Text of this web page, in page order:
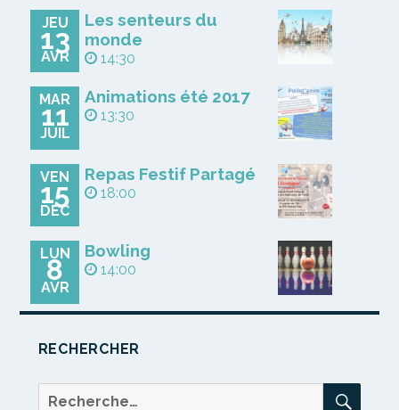
JEU
13
AVR
Les senteurs du
monde
14:30
MAR
11
JUIL
Animations été 2017
13:30
VEN
15
DÉC
Repas Festif Partagé
18:00
LUN
8
AVR
Bowling
14:00
RECHERCHER
Recherche